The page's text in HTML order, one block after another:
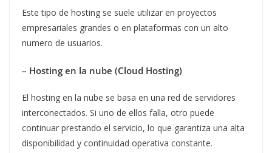
Este tipo de hosting se suele utilizar en proyectos
empresariales grandes o en plataformas con un alto
numero de usuarios.
– Hosting en la nube (Cloud Hosting)
El hosting en la nube se basa en una red de servidores
interconectados. Si uno de ellos falla, otro puede
continuar prestando el servicio, lo que garantiza una alta
disponibilidad y continuidad operativa constante.